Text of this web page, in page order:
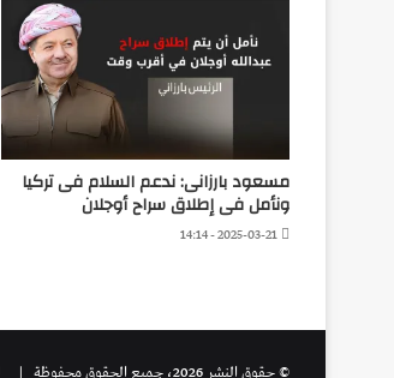
مسعود بارزانى: ندعم السلام فى تركيا
ونأمل فى إطلاق سراح أوجلان
2025-03-21 - 14:14